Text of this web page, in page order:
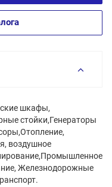
шкафы,
стойки,Генераторы
воздушное
Железнодорожные